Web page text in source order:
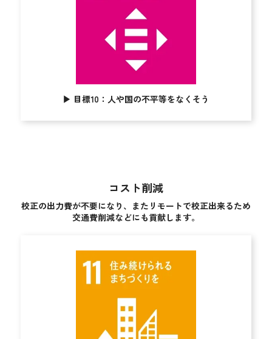
▶︎ 目標10：人や国の不平等をなくそう
コスト削減
校正の出力費が不要になり、 またリモートで校正出来るため
交通費削減などにも貢献します。